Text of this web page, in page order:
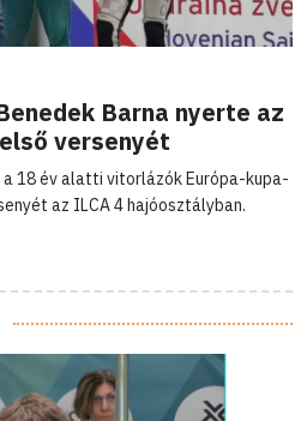
Barna nyerte az
versenyét
18 év alatti vitorlázók Európa-kupa-
az ILCA 4 hajóosztályban.